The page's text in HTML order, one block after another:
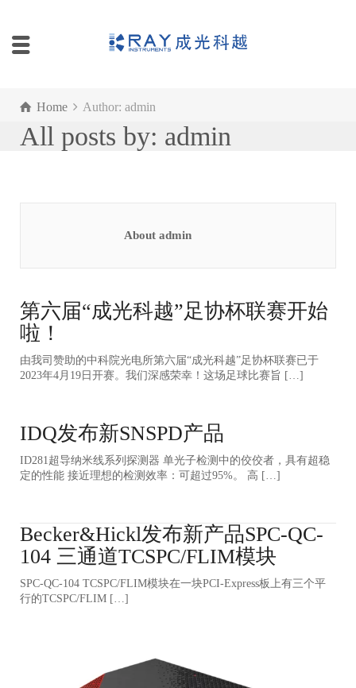
Home Author: admin
All posts by: admin
About admin
第六届“成光科越”足协杯联赛开始
啦！
由我司赞助的中科院光电所第六届“成光科越”足协杯联赛已于
2023年4月19日开赛。我们深感荣幸！这场足球比赛旨 […]
IDQ发布新SNSPD产品
ID281超导纳米线系列探测器 单光子检测中的佼佼者，具有超稳
定的性能 接近理想的检测效率：可超过95%。 高 […]
Becker&Hickl发布新产品SPC-QC-
104 三通道TCSPC/FLIM模块
SPC-QC-104 TCSPC/FLIM模块在一块PCI-Express板上有三个平
行的TCSPC/FLIM […]